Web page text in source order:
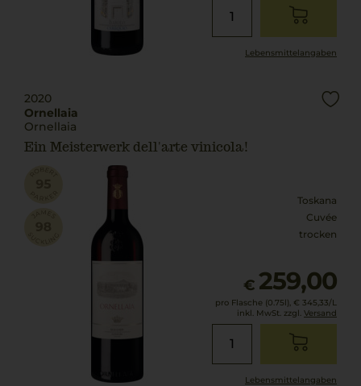
Lebensmittel­angaben
2020
Ornellaia
Ornellaia
Ein Meisterwerk dell'arte vinicola!
Toskana
Cuvée
trocken
€ 259,00
pro Flasche (0.75l), € 345,33/L
inkl. MwSt. zzgl. Versand
Lebensmittel­angaben